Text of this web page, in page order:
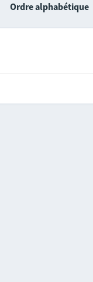
Ordre alphabétique